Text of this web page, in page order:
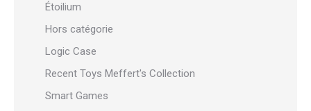
Étoilium
Hors catégorie
Logic Case
Recent Toys Meffert's Collection
Smart Games